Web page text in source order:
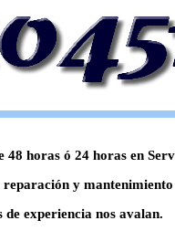
48 horas ó 24 horas en
reparación y
de experiencia nos avalan.